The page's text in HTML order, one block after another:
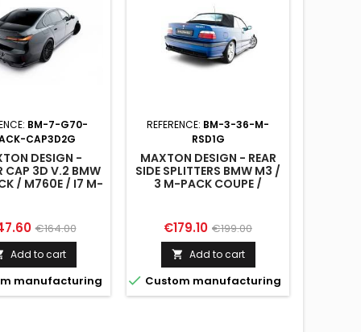
BM-7-G70-
CAP3D2G
DESIGN -
CAP 3D V.2 BMW
/ M760E / I7 M-
Regular
price
€164.00
Add to cart
manufacturing
REFERENCE: BM-3-36-M-
RSD1G
MAXTON DESIGN - REAR
SIDE SPLITTERS BMW M3 /
3 M-PACK COUPE /
Price
€179.10 Regular
price
€199.00
 Add to cart
 Custom manufacturing